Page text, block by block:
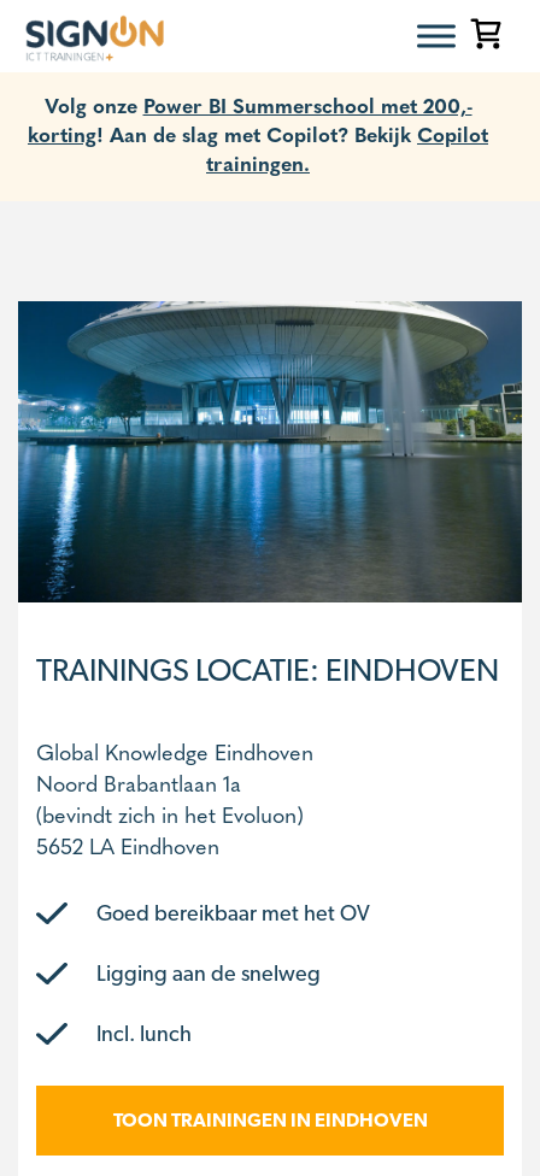
Volg onze Power BI Summerschool met 200,-
korting! Aan de slag met Copilot? Bekijk Copilot
trainingen.
TRAININGS LOCATIE: EINDHOVEN
Global Knowledge Eindhoven
Noord Brabantlaan 1a
(bevindt zich in het Evoluon)
5652 LA Eindhoven
Goed bereikbaar met het OV
Ligging aan de snelweg
Incl. lunch
TOON TRAININGEN IN EINDHOVEN